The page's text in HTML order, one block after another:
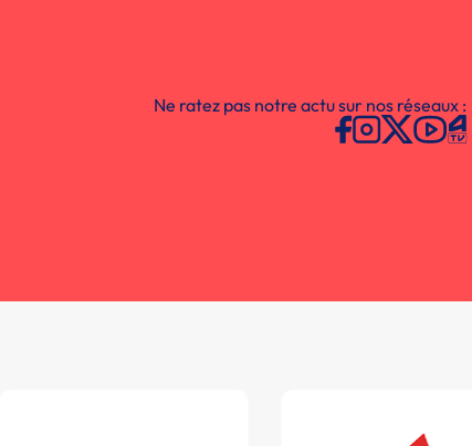
Ne ratez pas notre actu sur nos réseaux :